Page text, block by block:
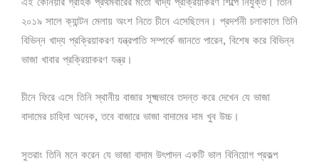
২০১৯ সালে ক্যান্টন মেলায় অংশ নিতে চীনে এসেছিলেন। প্রদর্শনী চলাকালে তিনি
বিভিন্ন খাদ্য প্রক্রিয়াকরণ যন্ত্রপাতি সম্পর্কে জানতে পারেন, বিশেষ করে বিভিন্ন
ভাজা খাবার প্রক্রিয়াকরণ যন্ত্র।
চীনে ফিরে এসে তিনি স্থানীয় বাজার সূক্ষ্মভাবে তদন্ত করে দেখেন যে ভাজা
বাদামের চাহিদা অনেক, তবে বাজারে ভাজা বাদামের দাম খুব উচ্চ।
সুতরাং তিনি মনে করেন যে ভাজা বাদাম উৎপাদন একটি ভাল বিনিয়োগ প্রকল্প